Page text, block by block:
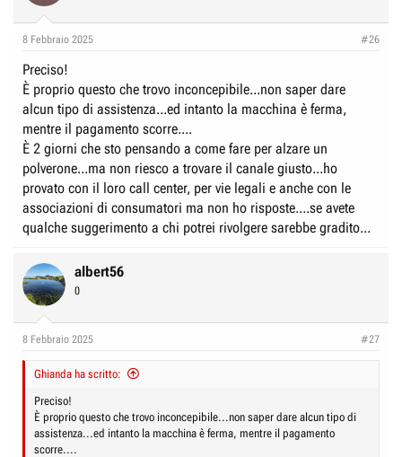
8 Febbraio 2025 #26
Preciso!
È proprio questo che trovo inconcepibile...non saper dare
alcun tipo di assistenza...ed intanto la macchina è ferma,
mentre il pagamento scorre....
È 2 giorni che sto pensando a come fare per alzare un
polverone...ma non riesco a trovare il canale giusto...ho
provato con il loro call center, per vie legali e anche con le
associazioni di consumatori ma non ho risposte....se avete
qualche suggerimento a chi potrei rivolgere sarebbe gradito...
albert56
0
8 Febbraio 2025 #27
Ghianda ha scritto:
Preciso!
È proprio questo che trovo inconcepibile...non saper dare alcun tipo di
assistenza...ed intanto la macchina è ferma, mentre il pagamento
scorre....